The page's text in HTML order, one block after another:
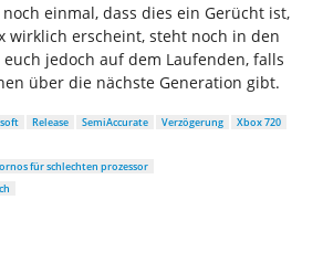
einmal, dass dies ein Gerücht ist,
wirklich erscheint, steht noch in den
jedoch auf dem Laufenden, falls
über die nächste Generation gibt.
Release SemiAccurate Verzögerung
Xbox 720
für schlechten prozessor